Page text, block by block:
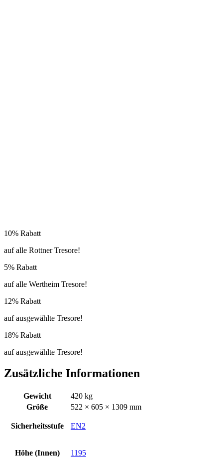
10% Rabatt
auf alle Rottner Tresore!
5% Rabatt
auf alle Wertheim Tresore!
12% Rabatt
auf ausgewählte Tresore!
18% Rabatt
auf ausgewählte Tresore!
Zusätzliche Informationen
Gewicht
420 kg
Größe
522 × 605 × 1309 mm
Sicherheitsstufe EN2
Höhe (Innen) 1195